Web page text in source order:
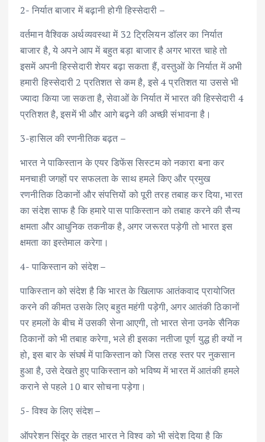
2- निर्यात बाजार में बढ़ानी होगी हिस्सेदारी –
वर्तमान वैश्विक अर्थव्यवस्था में 32 ट्रिलियन डॉलर का निर्यात
बाजार है, ये अपने आप में बहुत बड़ा बाजार है अगर भारत चाहे तो
इसमें अपनी हिस्सेदारी शेयर बढ़ा सकता हैं, वस्तुओं के निर्यात में अभी
हमारी हिस्सेदारी 2 प्रतिशत से कम है, इसे 4 प्रतिशत या उससे भी
ज्यादा किया जा सकता है, सेवाओं के निर्यात में भारत की हिस्सेदारी 4
प्रतिशत है, इसमें भी और आगे बढ़ने की अच्छी संभावना है।
3-हासिल की रणनीतिक बढ़त –
भारत ने पाकिस्तान के एयर डिफेंस सिस्टम को नकारा बना कर
मनचाही जगहों पर सफलता के साथ हमले किए और प्रमुख
रणनीतिक ठिकानों और संपत्तियों को पूरी तरह तबाह कर दिया, भारत
का संदेश साफ है कि हमारे पास पाकिस्तान को तबाह करने की सैन्य
क्षमता और आधुनिक तकनीक है, अगर जरूरत पड़ेगी तो भारत इस
क्षमता का इस्तेमाल करेगा।
4- पाकिस्तान को संदेश –
पाकिस्तान को संदेश है कि भारत के खिलाफ आतंकवाद प्रायोजित
करने की कीमत उसके लिए बहुत महंगी पड़ेगी, अगर आतंकी ठिकानों
पर हमलों के बीच में उसकी सेना आएगी, तो भारत सेना उनके सैनिक
ठिकानों को भी तबाह करेगा, भले ही इसका नतीजा पूर्ण युद्ध ही क्यों न
हो, इस बार के संघर्ष में पाकिस्तान को जिस तरह स्तर पर नुकसान
हुआ है, उसे देखते हुए पाकिस्तान को भविष्य में भारत में आतंकी हमले
कराने से पहले 10 बार सोचना पड़ेगा।
5- विश्व के लिए संदेश –
ऑपरेशन सिंदूर के तहत भारत ने विश्व को भी संदेश दिया है कि